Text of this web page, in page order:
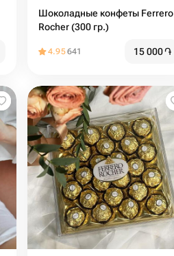
Шоколадные конфеты Ferrero
Rocher (300 гр.)
4.95641 15 000֏